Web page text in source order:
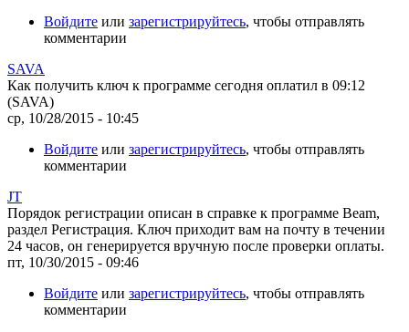
Войдите или зарегистрируйтесь, чтобы отправлять
комментарии
SAVA
Как получить ключ к программе сегодня оплатил в 09:12
(SAVA)
ср, 10/28/2015 - 10:45
Войдите или зарегистрируйтесь, чтобы отправлять
комментарии
JT
Порядок регистрации описан в справке к программе Beam,
раздел Регистрация. Ключ приходит вам на почту в течении
24 часов, он генерируется вручную после проверки оплаты.
пт, 10/30/2015 - 09:46
Войдите или зарегистрируйтесь, чтобы отправлять
комментарии